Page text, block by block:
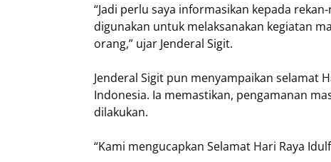
“Jadi perlu saya informasikan kepada
digunakan untuk melaksanakan kegiatan
orang,” ujar Jenderal Sigit.
Jenderal Sigit pun menyampaikan selamat
Indonesia. Ia memastikan, pengamanan
dilakukan.
“Kami mengucapkan Selamat Hari Raya